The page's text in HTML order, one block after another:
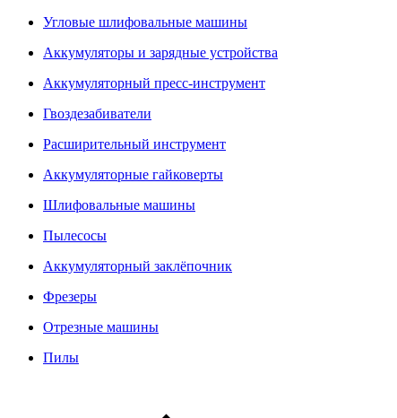
Угловые шлифовальные машины
Аккумуляторы и зарядные устройства
Аккумуляторный пресс-инструмент
Гвоздезабиватели
Расширительный инструмент
Аккумуляторные гайковерты
Шлифовальные машины
Пылесосы
Аккумуляторный заклёпочник
Фрезеры
Отрезные машины
Пилы